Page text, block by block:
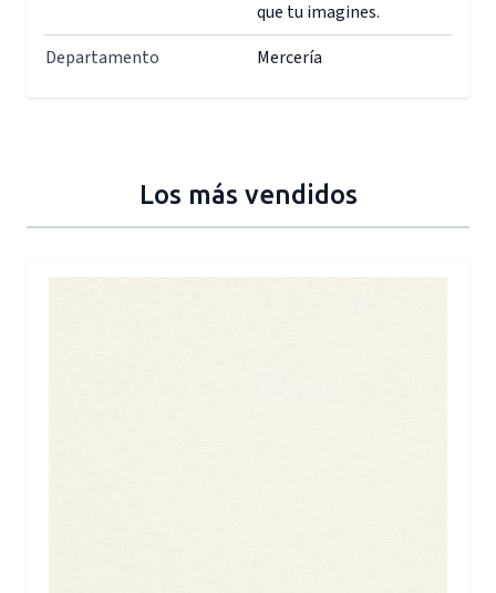
que tu imagines.
Departamento
Mercería
Los más vendidos